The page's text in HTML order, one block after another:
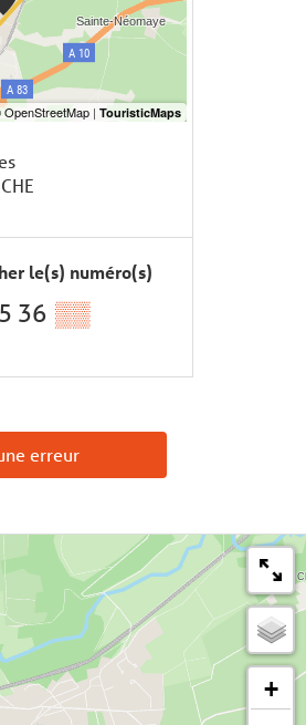
le(s) numéro(s)
36 ▒▒
erreur
+